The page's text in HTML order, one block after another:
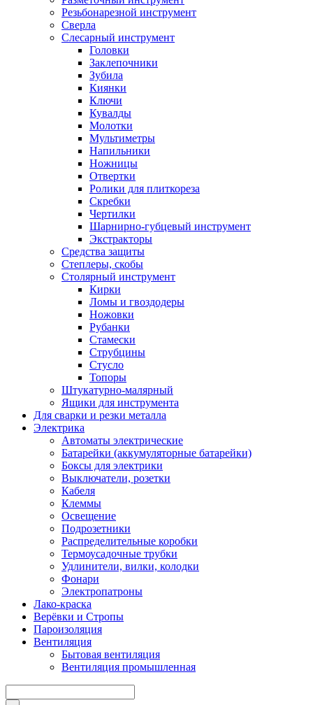
Резьбонарезной инструмент
Сверла
Слесарный инструмент
Головки
Заклепочники
Зубила
Киянки
Ключи
Кувалды
Молотки
Мультиметры
Напильники
Ножницы
Отвертки
Ролики для плиткореза
Скребки
Чертилки
Шарнирно-губцевый инструмент
Экстракторы
Средства защиты
Степлеры, скобы
Столярный инструмент
Кирки
Ломы и гвоздодеры
Ножовки
Рубанки
Стамески
Струбцины
Стусло
Топоры
Штукатурно-малярный
Ящики для инструмента
Для сварки и резки металла
Электрика
Автоматы электрические
Батарейки (аккумуляторные батарейки)
Боксы для электрики
Выключатели, розетки
Кабеля
Клеммы
Освещение
Подрозетники
Распределительные коробки
Термоусадочные трубки
Удлинители, вилки, колодки
Фонари
Электропатроны
Лако-краска
Верёвки и Стропы
Пароизоляция
Вентиляция
Бытовая вентиляция
Вентиляция промышленная